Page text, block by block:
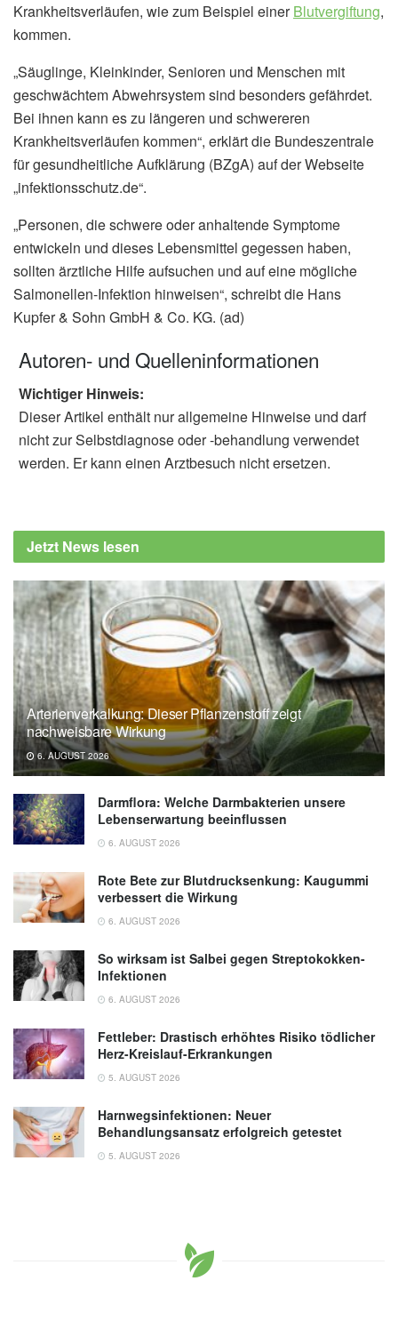
Krankheitsverläufen, wie zum Beispiel einerBlutvergiftung,
kommen.
„Säuglinge, Kleinkinder, Senioren und Menschen mit
geschwächtem Abwehrsystem sind besonders gefährdet.
Bei ihnen kann es zu längeren und schwereren
Krankheitsverläufen kommen“, erklärt die Bundeszentrale
für gesundheitliche Aufklärung (BZgA) auf der Webseite
„infektionsschutz.de“.
„Personen, die schwere oder anhaltende Symptome
entwickeln und dieses Lebensmittel gegessen haben,
sollten ärztliche Hilfe aufsuchen und auf eine mögliche
Salmonellen-Infektion hinweisen“, schreibt die Hans
Kupfer & Sohn GmbH & Co. KG. (ad)
Autoren- und Quelleninformationen
Wichtiger Hinweis:
Dieser Artikel enthält nur allgemeine Hinweise und darf
nicht zur Selbstdiagnose oder -behandlung verwendet
werden. Er kann einen Arztbesuch nicht ersetzen.
Jetzt News lesen
Arterienverkalkung: Dieser Pflanzenstoff zeigt
nachweisbare Wirkung
6. AUGUST 2026
Darmflora: Welche Darmbakterien unsere
Lebenserwartung beeinflussen
6. AUGUST 2026
Rote Bete zur Blutdrucksenkung: Kaugummi
verbessert die Wirkung
6. AUGUST 2026
So wirksam ist Salbei gegen Streptokokken-
Infektionen
6. AUGUST 2026
Fettleber: Drastisch erhöhtes Risiko tödlicher
Herz-Kreislauf-Erkrankungen
5. AUGUST 2026
Harnwegsinfektionen: Neuer
Behandlungsansatz erfolgreich getestet
5. AUGUST 2026